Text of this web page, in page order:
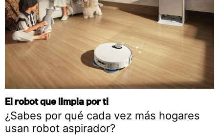
El robot que limpia por ti
¿Sabes por qué cada vez más hogares
usan robot aspirador?